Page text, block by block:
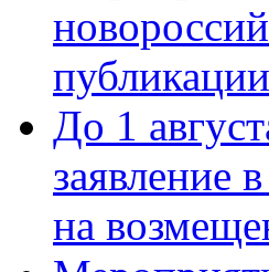
публикации
До 1
заявление
на